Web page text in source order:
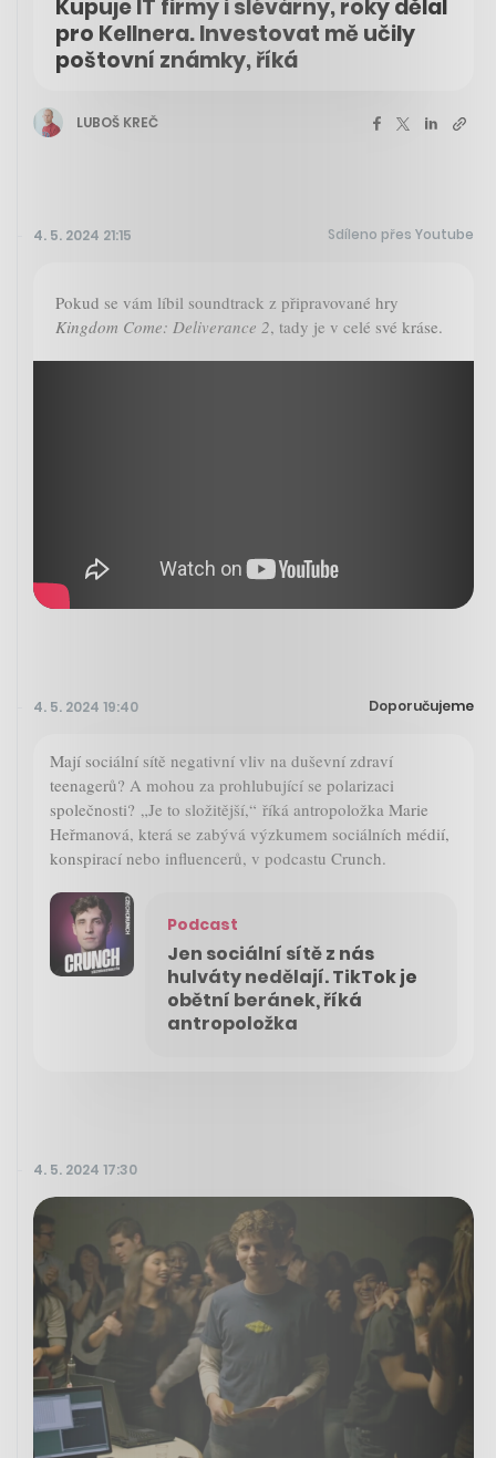
Kupuje IT firmy i slévárny, roky dělal
pro Kellnera. Investovat mě učily
poštovní známky, říká
LUBOŠ KREČ
4. 5. 2024 21:15 Sdíleno přes Youtube
Pokud se vám líbil soundtrack z připravované hry
Kingdom Come: Deliverance 2, tady je v celé své kráse.
4. 5. 2024 19:40 Doporučujeme
Mají sociální sítě negativní vliv na duševní zdraví
teenagerů? A mohou za prohlubující se polarizaci
společnosti? „Je to složitější,“ říká antropoložka Marie
Heřmanová, která se zabývá výzkumem sociálních médií,
konspirací nebo influencerů, v podcastu Crunch.
Podcast
Jen sociální sítě z nás
hulváty nedělají. TikTok je
obětní beránek, říká
antropoložka
4. 5. 2024 17:30